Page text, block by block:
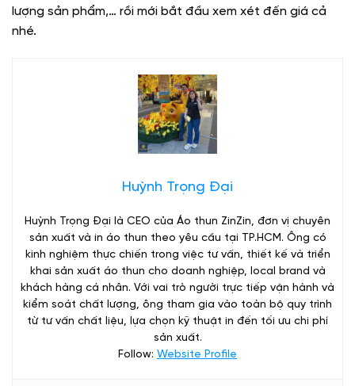
lượng sản phẩm,… rồi mới bắt đầu xem xét đến giá cả
nhé.
Huỳnh Trọng Đại
Huỳnh Trọng Đại là CEO của Áo thun ZinZin, đơn vị chuyên
sản xuất và in áo thun theo yêu cầu tại TP.HCM. Ông có
kinh nghiệm thực chiến trong việc tư vấn, thiết kế và triển
khai sản xuất áo thun cho doanh nghiệp, local brand và
khách hàng cá nhân. Với vai trò người trực tiếp vận hành và
kiểm soát chất lượng, ông tham gia vào toàn bộ quy trình
từ tư vấn chất liệu, lựa chọn kỹ thuật in đến tối ưu chi phí
sản xuất.
Follow: Website Profile